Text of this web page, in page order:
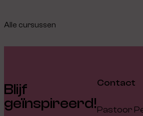
Alle cursussen
Blijf
geïnspireerd!
Contact
Pastoor